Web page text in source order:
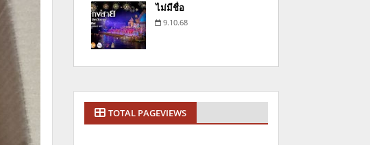
ไม่มีชื่อ
9.10.68
TOTAL PAGEVIEWS